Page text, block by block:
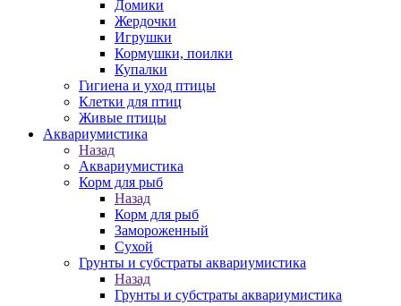
Домики
Жердочки
Игрушки
Кормушки, поилки
Купалки
Гигиена и уход птицы
Клетки для птиц
Живые птицы
Аквариумистика
Назад
Аквариумистика
Корм для рыб
Назад
Корм для рыб
Замороженный
Сухой
Грунты и субстраты аквариумистика
Назад
Грунты и субстраты аквариумистика